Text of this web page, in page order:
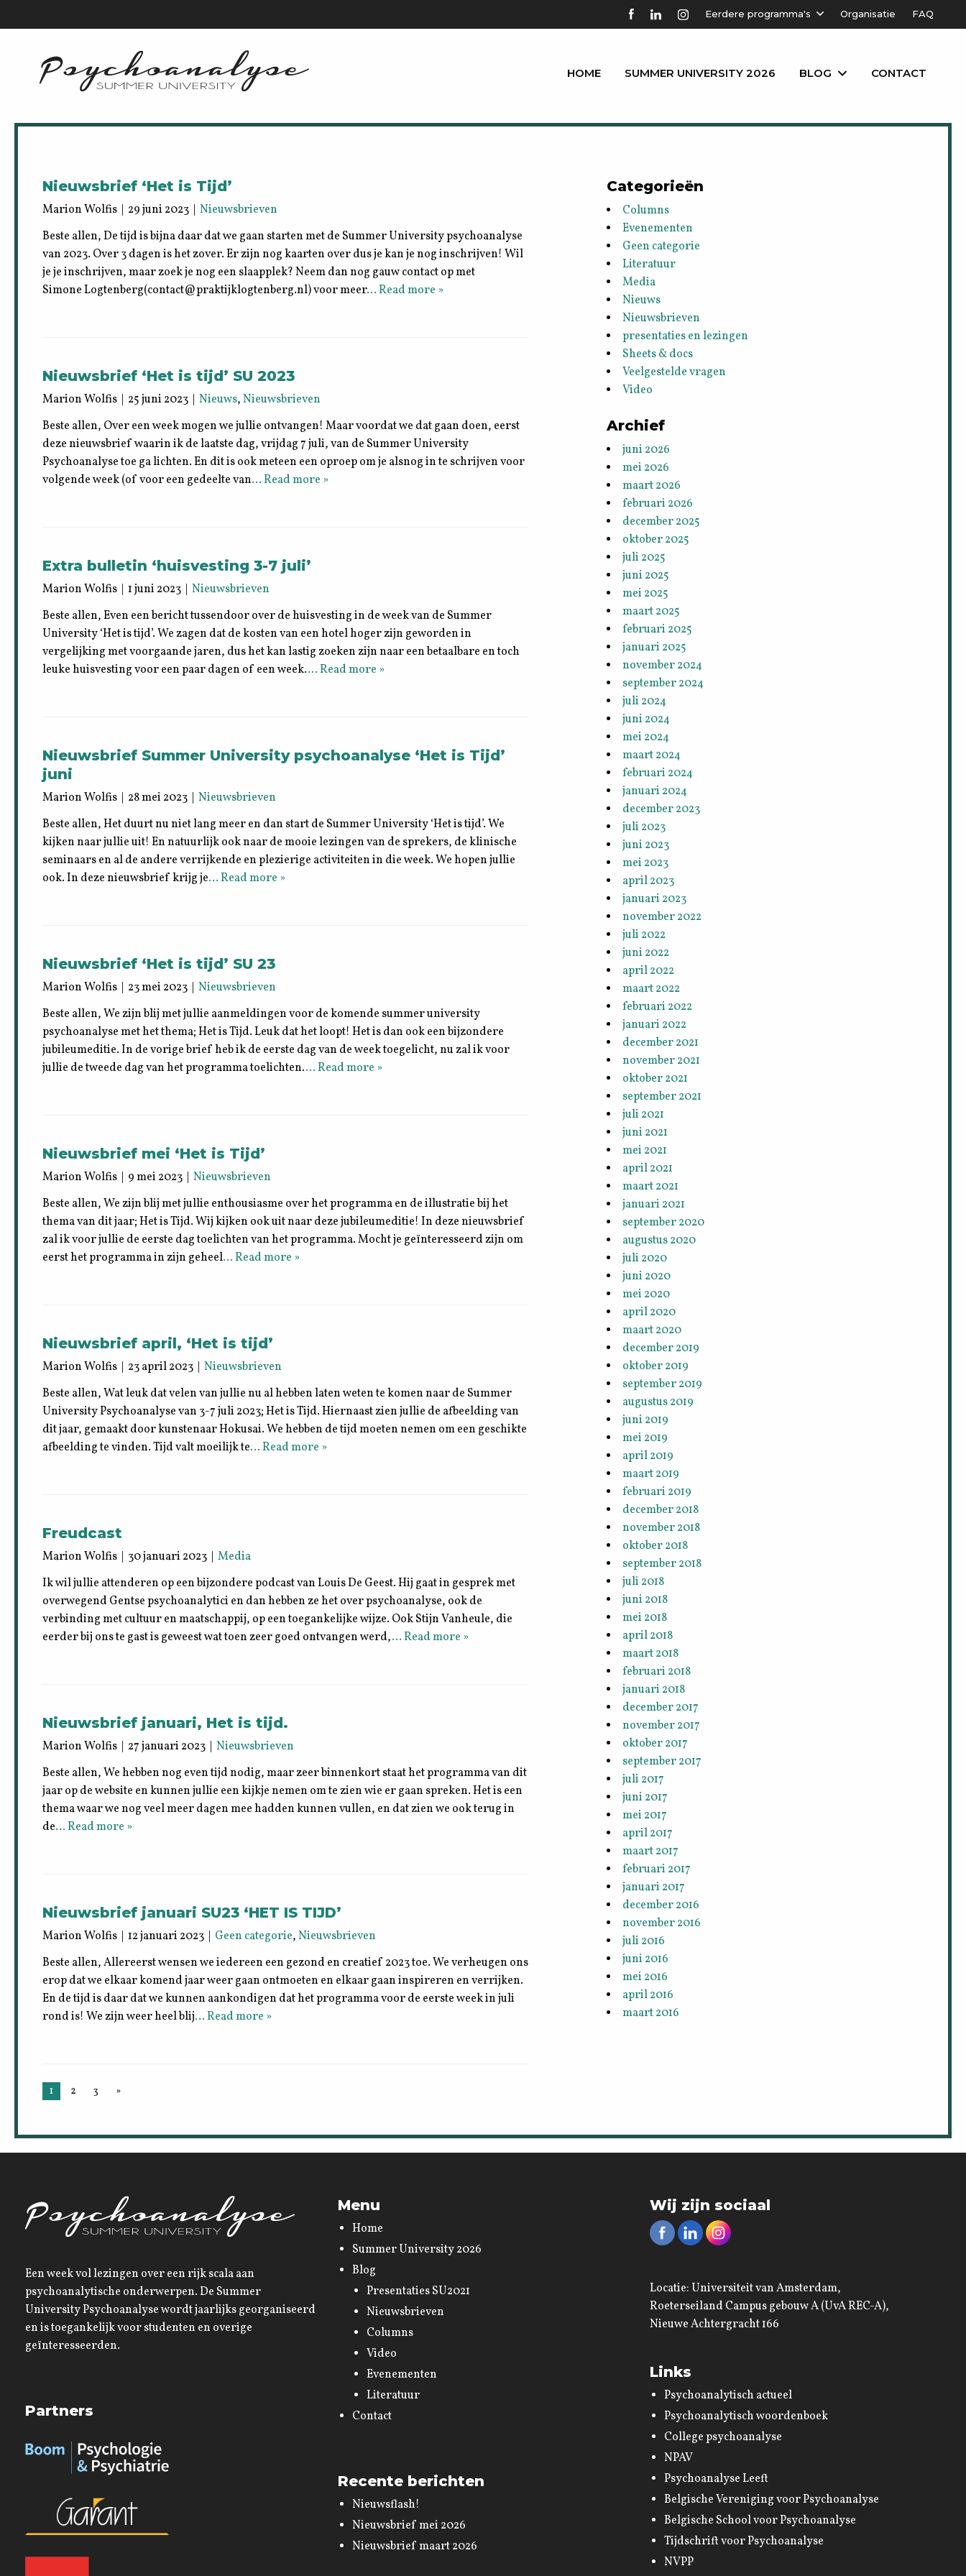
Eerdere programma's Organisatie FAQ
HOME SUMMER UNIVERSITY 2026 BLOG CONTACT
Nieuwsbrief ‘Het is Tijd’
Marion Wolfis | 29 juni 2023 |Nieuwsbrieven
Beste allen, De tijd is bijna daar dat we gaan starten met de Summer University psychoanalyse
van 2023. Over 3 dagen is het zover. Er zijn nog kaarten over dus je kan je nog inschrijven! Wil
je je inschrijven, maar zoek je nog een slaapplek? Neem dan nog gauw contact op met
Simone Logtenberg(contact@praktijklogtenberg.nl) voor meer… Read more »
Nieuwsbrief ‘Het is tijd’ SU 2023
Marion Wolfis | 25 juni 2023 |Nieuws,Nieuwsbrieven
Beste allen, Over een week mogen we jullie ontvangen! Maar voordat we dat gaan doen, eerst
deze nieuwsbrief waarin ik de laatste dag, vrijdag 7 juli, van de Summer University
Psychoanalyse toe ga lichten. En dit is ook meteen een oproep om je alsnog in te schrijven voor
volgende week (of voor een gedeelte van… Read more »
Extra bulletin ‘huisvesting 3-7 juli’
Marion Wolfis | 1 juni 2023 |Nieuwsbrieven
Beste allen, Even een bericht tussendoor over de huisvesting in de week van de Summer
University ‘Het is tijd’. We zagen dat de kosten van een hotel hoger zijn geworden in
vergelijking met voorgaande jaren, dus het kan lastig zoeken zijn naar een betaalbare en toch
leuke huisvesting voor een paar dagen of een week.… Read more »
Nieuwsbrief Summer University psychoanalyse ‘Het is Tijd’
juni
Marion Wolfis | 28 mei 2023 |Nieuwsbrieven
Beste allen, Het duurt nu niet lang meer en dan start de Summer University ‘Het is tijd’. We
kijken naar jullie uit! En natuurlijk ook naar de mooie lezingen van de sprekers, de klinische
seminaars en al de andere verrijkende en plezierige activiteiten in die week. We hopen jullie
ook. In deze nieuwsbrief krijg je… Read more »
Nieuwsbrief ‘Het is tijd’ SU 23
Marion Wolfis | 23 mei 2023 |Nieuwsbrieven
Beste allen, We zijn blij met jullie aanmeldingen voor de komende summer university
psychoanalyse met het thema; Het is Tijd. Leuk dat het loopt! Het is dan ook een bijzondere
jubileumeditie. In de vorige brief heb ik de eerste dag van de week toegelicht, nu zal ik voor
jullie de tweede dag van het programma toelichten.… Read more »
Nieuwsbrief mei ‘Het is Tijd’
Marion Wolfis | 9 mei 2023 |Nieuwsbrieven
Beste allen, We zijn blij met jullie enthousiasme over het programma en de illustratie bij het
thema van dit jaar; Het is Tijd. Wij kijken ook uit naar deze jubileumeditie! In deze nieuwsbrief
zal ik voor jullie de eerste dag toelichten van het programma. Mocht je geïnteresseerd zijn om
eerst het programma in zijn geheel… Read more »
Nieuwsbrief april, ‘Het is tijd’
Marion Wolfis | 23 april 2023 |Nieuwsbrieven
Beste allen, Wat leuk dat velen van jullie nu al hebben laten weten te komen naar de Summer
University Psychoanalyse van 3-7 juli 2023; Het is Tijd. Hiernaast zien jullie de afbeelding van
dit jaar, gemaakt door kunstenaar Hokusai. We hebben de tijd moeten nemen om een geschikte
afbeelding te vinden. Tijd valt moeilijk te… Read more »
Freudcast
Marion Wolfis | 30 januari 2023 |Media
Ik wil jullie attenderen op een bijzondere podcast van Louis De Geest. Hij gaat in gesprek met
overwegend Gentse psychoanalytici en dan hebben ze het over psychoanalyse, ook de
verbinding met cultuur en maatschappij, op een toegankelijke wijze. Ook Stijn Vanheule, die
eerder bij ons te gast is geweest wat toen zeer goed ontvangen werd,… Read more »
Nieuwsbrief januari, Het is tijd.
Marion Wolfis | 27 januari 2023 |Nieuwsbrieven
Beste allen, We hebben nog even tijd nodig, maar zeer binnenkort staat het programma van dit
jaar op de website en kunnen jullie een kijkje nemen om te zien wie er gaan spreken. Het is een
thema waar we nog veel meer dagen mee hadden kunnen vullen, en dat zien we ook terug in
de… Read more »
Nieuwsbrief januari SU23 ‘HET IS TIJD’
Marion Wolfis | 12 januari 2023 | Geen categorie,Nieuwsbrieven
Beste allen, Allereerst wensen we iedereen een gezond en creatief 2023 toe. We verheugen ons
erop dat we elkaar komend jaar weer gaan ontmoeten en elkaar gaan inspireren en verrijken.
En de tijd is daar dat we kunnen aankondigen dat het programma voor de eerste week in juli
rond is! We zijn weer heel blij… Read more »
1 2 3 »
Categorieën
Columns
Evenementen
Geen categorie
Literatuur
Media
Nieuws
Nieuwsbrieven
presentaties en lezingen
Sheets & docs
Veelgestelde vragen
Video
Archief
juni 2026
mei 2026
maart 2026
februari 2026
december 2025
oktober 2025
juli 2025
juni 2025
mei 2025
maart 2025
februari 2025
januari 2025
november 2024
september 2024
juli 2024
juni 2024
mei 2024
maart 2024
februari 2024
januari 2024
december 2023
juli 2023
juni 2023
mei 2023
april 2023
januari 2023
november 2022
juli 2022
juni 2022
april 2022
maart 2022
februari 2022
januari 2022
december 2021
november 2021
oktober 2021
september 2021
juli 2021
juni 2021
mei 2021
april 2021
maart 2021
januari 2021
september 2020
augustus 2020
juli 2020
juni 2020
mei 2020
april 2020
maart 2020
december 2019
oktober 2019
september 2019
augustus 2019
juni 2019
mei 2019
april 2019
maart 2019
februari 2019
december 2018
november 2018
oktober 2018
september 2018
juli 2018
juni 2018
mei 2018
april 2018
maart 2018
februari 2018
januari 2018
december 2017
november 2017
oktober 2017
september 2017
juli 2017
juni 2017
mei 2017
april 2017
maart 2017
februari 2017
januari 2017
december 2016
november 2016
juli 2016
juni 2016
mei 2016
april 2016
maart 2016
Een week vol lezingen over een rijk scala aan
psychoanalytische onderwerpen. De Summer
University Psychoanalyse wordt jaarlijks georganiseerd
en is toegankelijk voor studenten en overige
geïnteresseerden.
Partners
Menu
Home
Summer University 2026
Blog
Presentaties SU2021
Nieuwsbrieven
Columns
Video
Evenementen
Literatuur
Contact
Recente berichten
Nieuwsflash!
Nieuwsbrief mei 2026
Nieuwsbrief maart 2026
Wij zijn sociaal
Locatie: Universiteit van Amsterdam,
Roeterseiland Campus gebouw A (UvA REC-A),
Nieuwe Achtergracht 166
Links
Psychoanalytisch actueel
Psychoanalytisch woordenboek
College psychoanalyse
NPAV
Psychoanalyse Leeft
Belgische Vereniging voor Psychoanalyse
Belgische School voor Psychoanalyse
Tijdschrift voor Psychoanalyse
NVPP